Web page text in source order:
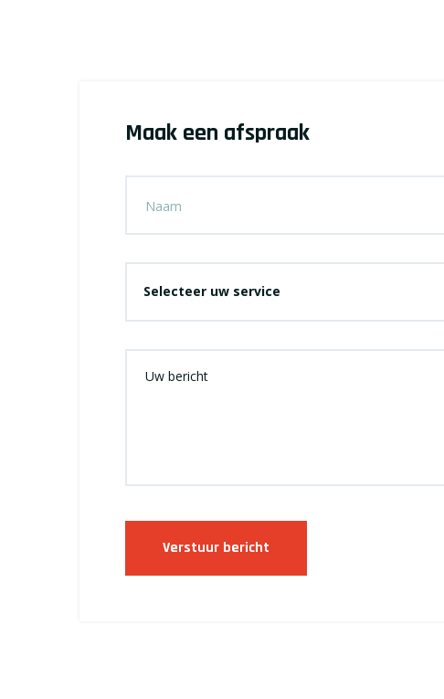
Maak een afspraak
Selecteer uw service
Verstuur bericht